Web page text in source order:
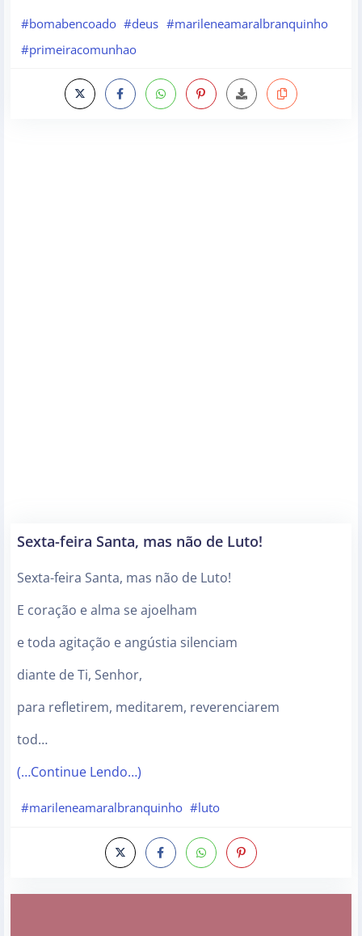
#bomabencoado #deus #marileneamaralbranquinho
#primeiracomunhao
Sexta-feira Santa, mas não de Luto!
Sexta-feira Santa, mas não de Luto!
E coração e alma se ajoelham
e toda agitação e angústia silenciam
diante de Ti, Senhor,
para refletirem, meditarem, reverenciarem
tod…
(…Continue Lendo…)
#marileneamaralbranquinho #luto